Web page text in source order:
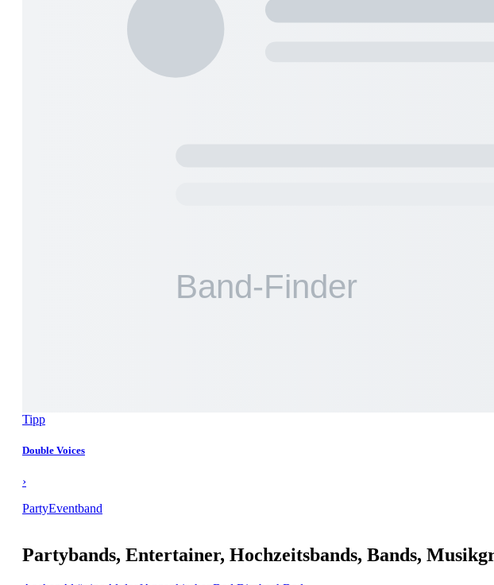
Tipp
Double Voices
›
PartyEventband
Partybands, Entertainer, Hochzeitsbands, Bands,